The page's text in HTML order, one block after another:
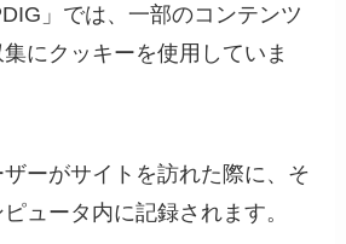
」では、一部のコンテンツ
にクッキーを使用していま
ーがサイトを訪れた際に、そ
ュータ内に記録されます。